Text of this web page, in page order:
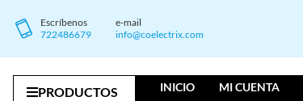
Escríbenos
722486679
e-mail
info@coelectrix.com
PRODUCTOS INICIO MI CUENTA